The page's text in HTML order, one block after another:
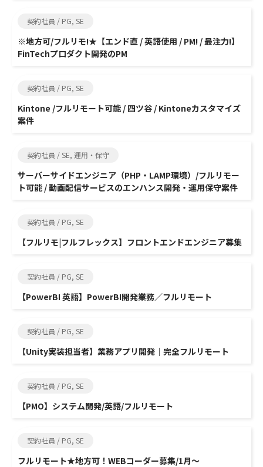
契約社員 / PG, SE
※地方可/フルリモ!★【エンド直 / 英語使用 / PM! / 最注力!】
FinTechプロダクト開発のPM
契約社員 / PG, SE
Kintone /フルリモート可能 / 四ツ谷 / Kintoneカスタマイズ
案件
契約社員 / SE, 運用・保守
サーバーサイドエンジニア（PHP・LAMP環境）/フルリモー
ト可能 / 動画配信サービスのエンハンス開発・運用保守案件
契約社員 / PG, SE
【フルリモ|フルフレックス】フロントエンドエンジニア募集
契約社員 / PG, SE
【PowerBI 英語】PowerBI開発業務／フルリモート
契約社員 / PG, SE
【Unity実装担当者】業務アプリ開発｜完全フルリモート
契約社員 / PG, SE
【PMO】システム開発/英語/フルリモート
契約社員 / PG, SE
フルリモート★地方可！WEBコーダー募集/1月～